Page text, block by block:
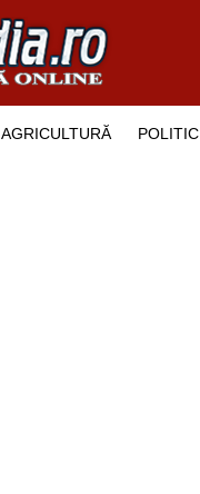
AGRICULTURĂ POLITIC